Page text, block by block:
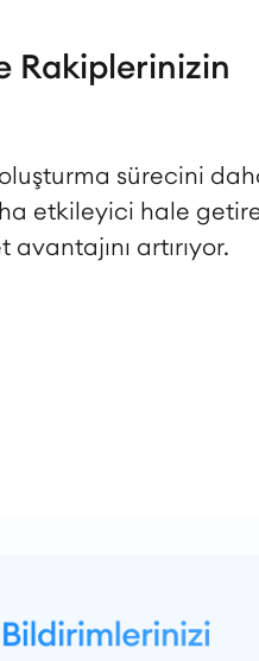
Rakiplerinizin
sürecini
etkileyici hale
artırıyor.